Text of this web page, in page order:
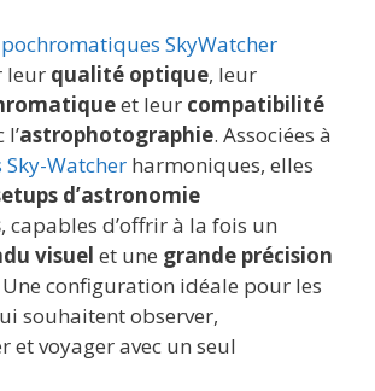
SkyWatcher
leur qualité optique, leur
et leur compatibilité
astrophotographie. Associées à
Watcher harmoniques, elles
d’astronomie
, capables d’offrir à la fois un
visuel et une grande précision
Une configuration idéale pour les
souhaitent observer,
et voyager avec un seul